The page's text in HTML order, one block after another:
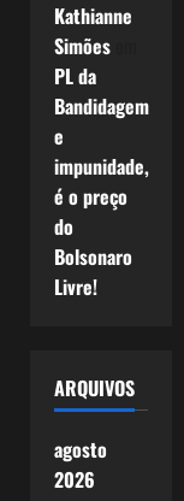
Kathianne
Simõesem
PL da
Bandidagem
e
impunidade,
é o preço
do
Bolsonaro
Livre!
ARQUIVOS
agosto
2026